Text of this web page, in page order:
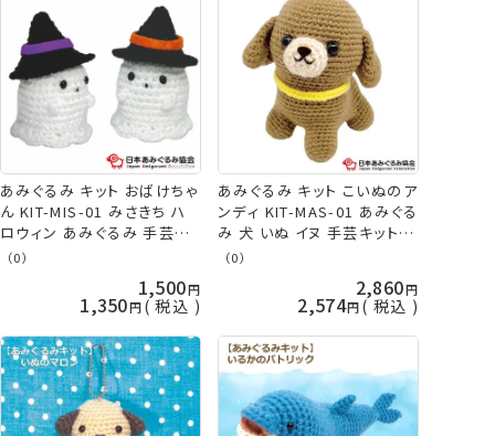
あみぐるみ キット おばけちゃ
ん KIT-MIS-01 みさきち ハ
ロウィン あみぐるみ 手芸キ
ット 日本あみぐるみ協会 ネ
（0）
1,500
1,350 税込
あみぐるみ キット こいぬのア
ンディ KIT-MAS-01 あみぐる
み 犬 いぬ イヌ 手芸キット
日本あみぐるみ協会 KOU
（0）
2,860
2,574 税込